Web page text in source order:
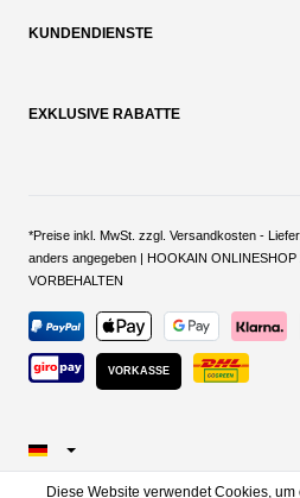
KUNDENDIENSTE
EXKLUSIVE RABATTE
*Preise inkl. MwSt. zzgl. Versandkosten -
anders angegeben | HOOKAIN
VORBEHALTEN
VORKASSE
Diese Website verwendet Cookies,